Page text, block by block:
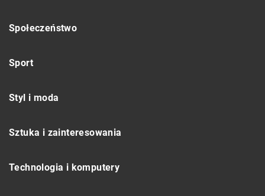
Społeczeństwo
Sport
Styl i moda
Sztuka i zainteresowania
Technologia i komputery